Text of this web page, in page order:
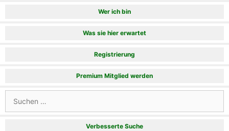
Wer ich bin
Was sie hier erwartet
Registrierung
Premium Mitglied werden
nach:
Verbesserte Suche